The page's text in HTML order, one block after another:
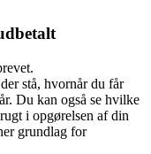
stå, hvornår du får
Du kan også se hvilke
i opgørelsen af din
grundlag for